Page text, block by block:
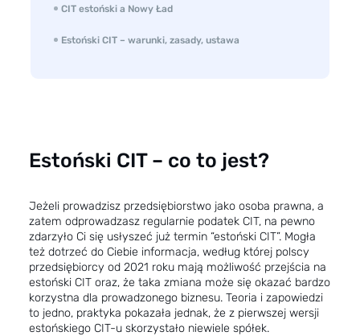
CIT estoński a Nowy Ład
Estoński CIT – warunki, zasady, ustawa
Estoński CIT – co to jest?
Jeżeli prowadzisz przedsiębiorstwo jako osoba prawna, a
zatem odprowadzasz regularnie podatek CIT, na pewno
zdarzyło Ci się usłyszeć już termin “estoński CIT”. Mogła
też dotrzeć do Ciebie informacja, według której polscy
przedsiębiorcy od 2021 roku mają możliwość przejścia na
estoński CIT oraz, że taka zmiana może się okazać bardzo
korzystna dla prowadzonego biznesu. Teoria i zapowiedzi
to jedno, praktyka pokazała jednak, że z pierwszej wersji
estońskiego CIT-u skorzystało niewiele spółek.